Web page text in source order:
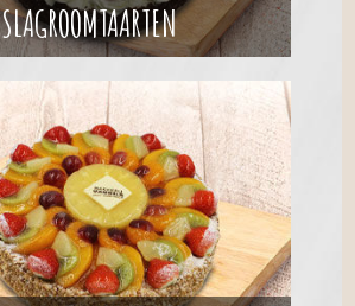
SLAGROOMTAARTEN